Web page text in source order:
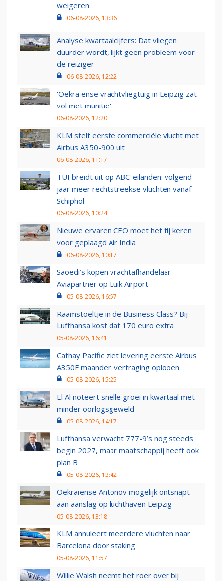
weigeren
06-08-2026, 13:36
Analyse kwartaalcijfers: Dat vliegen
duurder wordt, lijkt geen probleem voor
de reiziger
06-08-2026, 12:22
'Oekraïense vrachtvliegtuig in Leipzig zat
vol met munitie'
06-08-2026, 12:20
KLM stelt eerste commerciële vlucht met
Airbus A350-900 uit
06-08-2026, 11:17
TUI breidt uit op ABC-eilanden: volgend
jaar meer rechtstreekse vluchten vanaf
Schiphol
06-08-2026, 10:24
Nieuwe ervaren CEO moet het tij keren
voor geplaagd Air India
06-08-2026, 10:17
Saoedi’s kopen vrachtafhandelaar
Aviapartner op Luik Airport
05-08-2026, 16:57
Raamstoeltje in de Business Class? Bij
Lufthansa kost dat 170 euro extra
05-08-2026, 16:41
Cathay Pacific ziet levering eerste Airbus
A350F maanden vertraging oplopen
05-08-2026, 15:25
El Al noteert snelle groei in kwartaal met
minder oorlogsgeweld
05-08-2026, 14:17
Lufthansa verwacht 777-9’s nog steeds
begin 2027, maar maatschappij heeft ook
plan B
05-08-2026, 13:42
Oekraïense Antonov mogelijk ontsnapt
aan aanslag op luchthaven Leipzig
05-08-2026, 13:18
KLM annuleert meerdere vluchten naar
Barcelona door staking
05-08-2026, 11:57
Willie Walsh neemt het roer over bij